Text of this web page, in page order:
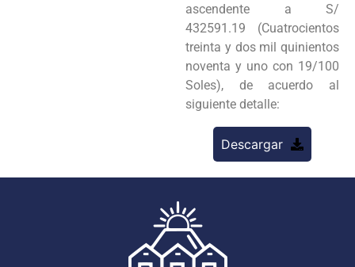
ascendente a S/
432591.19 (Cuatrocientos
treinta y dos mil quinientos
noventa y uno con 19/100
Soles), de acuerdo al
siguiente detalle:
Descargar